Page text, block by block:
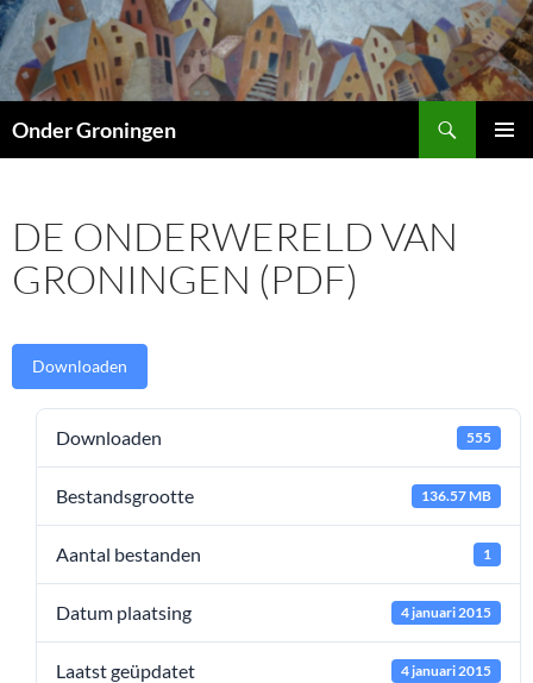
Ga
naar
de
inhoud
Onder Groningen
DE ONDERWERELD VAN
GRONINGEN (PDF)
Downloaden
Downloaden 555
Bestandsgrootte 136.57 MB
Aantal bestanden 1
Datum plaatsing 4 januari 2015
Laatst geüpdatet 4 januari 2015